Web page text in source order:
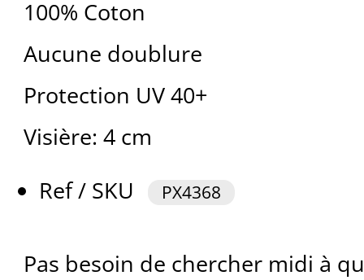
100% Coton
Aucune doublure
Protection UV 40+
Visière: 4 cm
Ref / SKU
PX4368
Pas besoin de chercher midi à